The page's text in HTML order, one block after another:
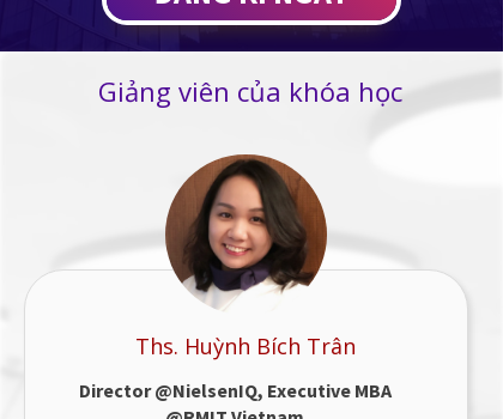
TS. Nguyễn Trường Giang
PhD, Computational and Quantum
Giảng viên của khóa học